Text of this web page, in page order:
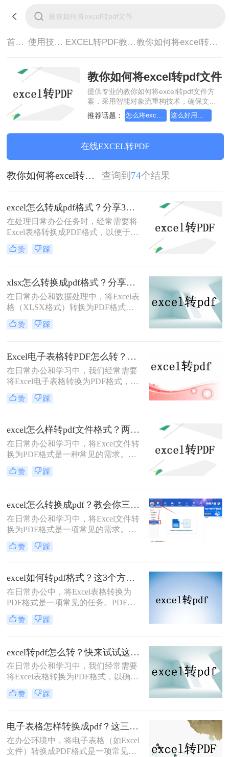
首页> 使用技巧> EXCEL转PDF教程> 教你如何将excel转pdf文件
教你如何将excel转pdf文件
提供专业的教你如何将excel转pdf文件方
案，采用智能对象流重构技术，确保文档
1:1高保真还原且排版不乱码。支持一键批
量处理，全链路 SSL 加密保障隐私安全。
无需安装，高效办公。
推荐话题： 怎么将excel转换成pdf格式，分享一种简单的方法 这么好用的excel文档转pdf软件，我一定要分享
在线EXCEL转PDF
教你如何将excel转pdf文件 查询到 74个结果
excel怎么转成pdf格式？分享3个很好用的方法！
在处理日常办公任务时，经常需要将
Excel表格转换成PDF格式，以便于分
享、存档或打印。那么excel怎么转成
pdf格式呢？本文将详细介绍三种将
赞 踩
xlsx怎么转换成pdf格式？分享三种高效转换方法！
在日常办公和数据处理中，将Excel表
格（XLSX格式）转换为PDF格式已
成为一项常见的任务。PDF格式具有
跨平台兼容性、格式稳定性和安全性
打印等方面具有显著优势。那么xlsx
怎么转换成pdf格式呢？本文将介绍三
种将XLSX转换成PDF的方法。
赞 踩
Excel电子表格转PDF怎么转？推荐这四种方法给大家！
​在日常办公和学习中，我们经常需要
将Excel电子表格转换为PDF格式，以
便于在不改变格式的前提下进行分
享、打印或存档。那么Excel电子表格
种将Excel电子表格转换为PDF的方
法，并给出具体的操作步骤和注意事
项。
赞 踩
excel怎么样转pdf文件格式？两分钟教会你三种方法
在日常办公和学习中，将Excel文件转
换为PDF格式是一种常见的需求。
PDF格式不仅易于分享和打印，还能
保持文件的完整性和格式一致性。那
法。
赞 踩
excel怎么转换成pdf？教会你三个实用方法！
在日常办公和学习中，将Excel文件转
换为PDF格式是一项常见的需求。
PDF格式因其良好的兼容性和不可编
辑性，使得文件分享和打印变得更加
文将介绍三种Excel转换成PDF的方
法。
赞 踩
excel如何转pdf格式？这3个方法让你轻松转换！
在日常办公中，将Excel表格转换为
PDF格式是一项常见的任务。PDF格
式具有跨平台兼容性和不可编辑性，
非常适合分享和存档。那么excel如何
赞 踩
excel转pdf怎么转？快来试试这3种方法！
在日常办公和学习中，我们经常需要
将Excel表格转换为PDF格式，以确保
数据的稳定性和可读性。那么excel转
pdf怎么转呢？本文将介绍三种将
转换。
赞 踩
电子表格怎样转换成pdf？这三种方法尝试一下！
在办公环境中，将电子表格（如Excel
文件）转换成PDF格式是一项常见的